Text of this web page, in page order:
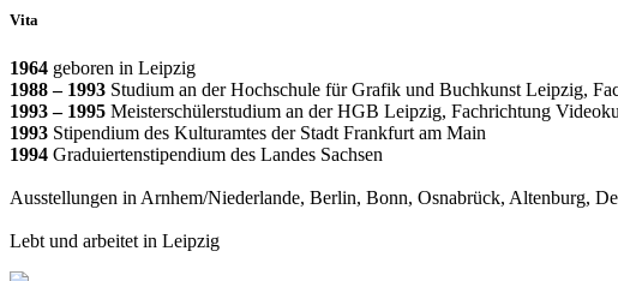
Vita
1964 geboren in Leipzig
1988 – 1993 Studium an der Hochschule für Grafik und Buchkunst Leipzig,
1993 – 1995 Meisterschülerstudium an der HGB Leipzig, Fachrichtung
1993 Stipendium des Kulturamtes der Stadt Frankfurt am Main
1994 Graduiertenstipendium des Landes Sachsen
Ausstellungen in Arnhem/Niederlande, Berlin, Bonn, Osnabrück, Altenburg,
Lebt und arbeitet in Leipzig